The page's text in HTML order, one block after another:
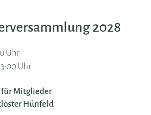
2028
Uhr
Uhr
für Mitglieder
Hünfeld